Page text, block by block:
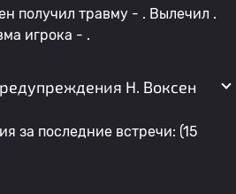
получил травму - . Вылечил .
игрока - .
H. Воксен
за последние встречи: (15